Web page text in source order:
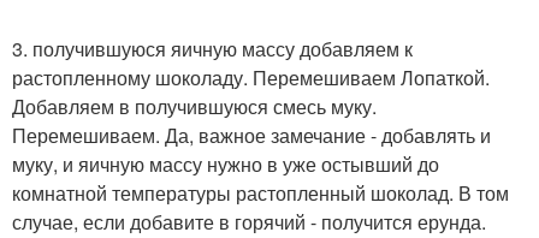
3. получившуюся яичную массу добавляем к
растопленному шоколаду. Перемешиваем Лопаткой.
Добавляем в получившуюся смесь муку.
Перемешиваем. Да, важное замечание - добавлять и
муку, и яичную массу нужно в уже остывший до
комнатной температуры растопленный шоколад. В том
случае, если добавите в горячий - получится ерунда.